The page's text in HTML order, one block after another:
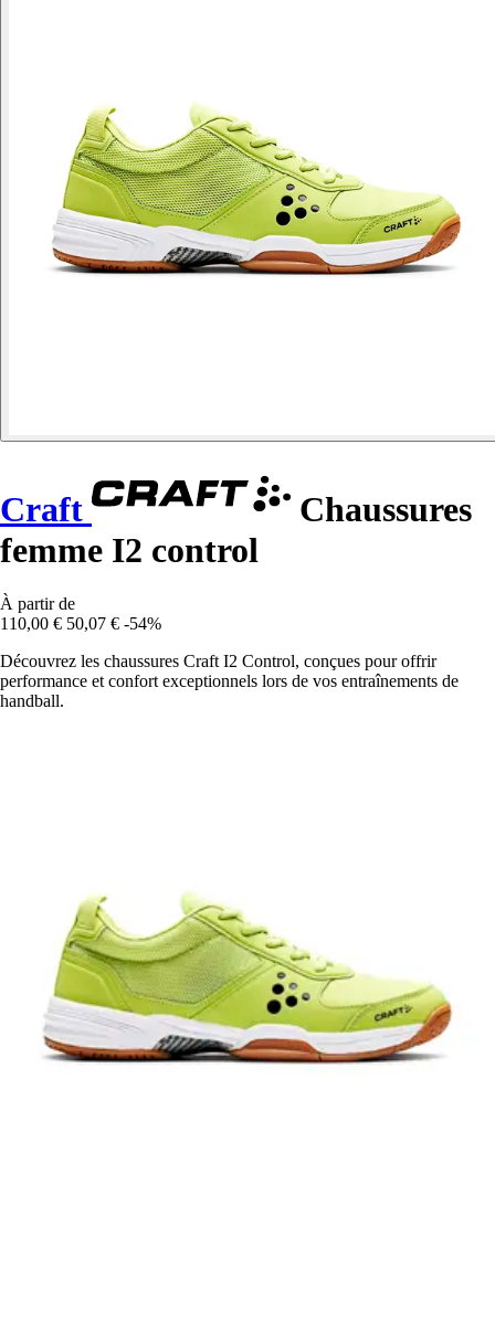
Craft
Chaussures
femme I2 control
À partir de
110,00 € 50,07 € -54%
Découvrez les chaussures Craft I2 Control, conçues pour offrir
performance et confort exceptionnels lors de vos entraînements de
handball.